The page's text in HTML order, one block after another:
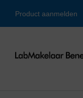
Product aanmelden